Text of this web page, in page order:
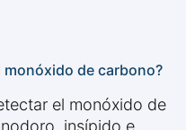
de carbono?
el monóxido de